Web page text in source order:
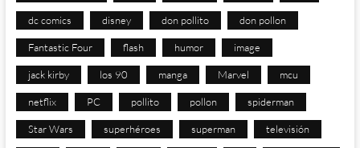
dc comics disney don pollito don pollon
Fantastic Four flash humor image
jack kirby los 90 manga Marvel mcu
netflix PC pollito pollon spiderman
Star Wars superhéroes superman televisión